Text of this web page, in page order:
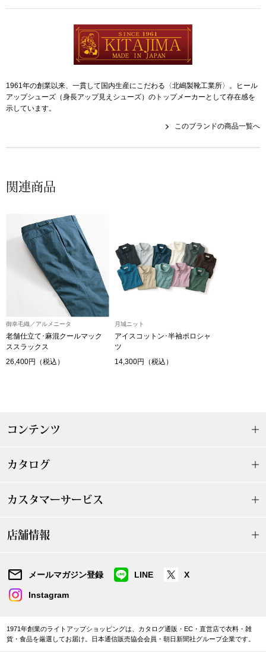
Miss Kyouko／ミスキョウコ
集
ーブルウェア
ポーチ
その他
ネックレス
ブレスレット
傘／日傘
1961年の創業以来、一貫して国内生産にこだわる〈北嶋製靴工業所〉。ヒール
アップシューズ（身長アップ見えシューズ）のトップメーカーとして存在感を
示しています。
このブランドの商品一覧へ
関連商品
御幸毛織／アルメニータ
老舗仕立て･麻混クールマック
ススラックス
26,400円（税込）
月城ニット
アイスコットン･半袖ポロシャ
ツ
14,300円（税込）
コンテンツ
カタログ
カスタマーサービス
店舗情報
メールマガジン登録 LINE X
Instagram
1971年創業のライトアップショッピングは、カタログ通販・EC・直営店で衣料・雑
貨・食品を厳選してお届け。日本通信販売協会会員・朝日新聞社グループ企業です。